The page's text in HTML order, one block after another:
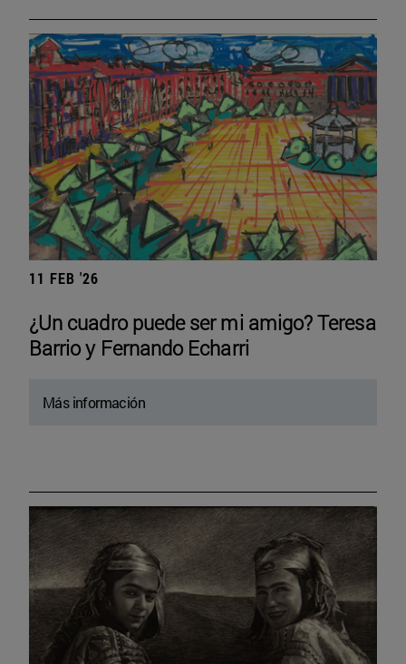
11 FEB '26
¿Un cuadro puede ser mi amigo? Teresa
Barrio y Fernando Echarri
Más información